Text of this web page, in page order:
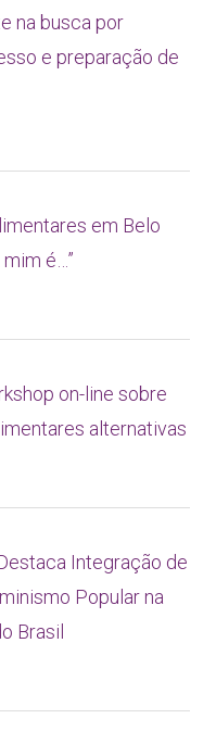
na busca por
e preparação de
em Belo
é…”
on-line sobre
alternativas
Integração de
Popular na
Brasil